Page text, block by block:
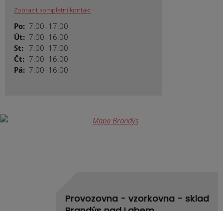
Zobrazit kompletní kontakt
Po: 7:00–17:00
Út: 7:00–16:00
St: 7:00–17:00
Čt: 7:00–16:00
Pá: 7:00–16:00
Provozovna - vzorkovna - sklad